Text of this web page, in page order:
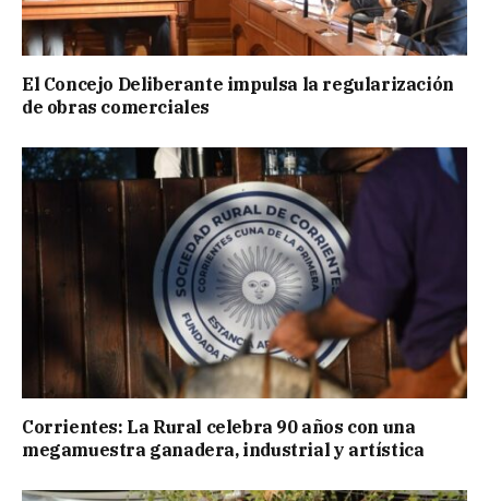
El Concejo Deliberante impulsa la regularización
de obras comerciales
Corrientes: La Rural celebra 90 años con una
megamuestra ganadera, industrial y artística